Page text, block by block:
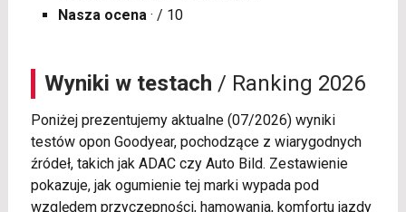
Nasza ocena · / 10
Wyniki w testach / Ranking 2026
Poniżej prezentujemy aktualne (07/2026) wyniki
testów opon Goodyear, pochodzące z wiarygodnych
źródeł, takich jak ADAC czy Auto Bild. Zestawienie
pokazuje, jak ogumienie tej marki wypada pod
względem przyczepności, hamowania, komfortu jazdy